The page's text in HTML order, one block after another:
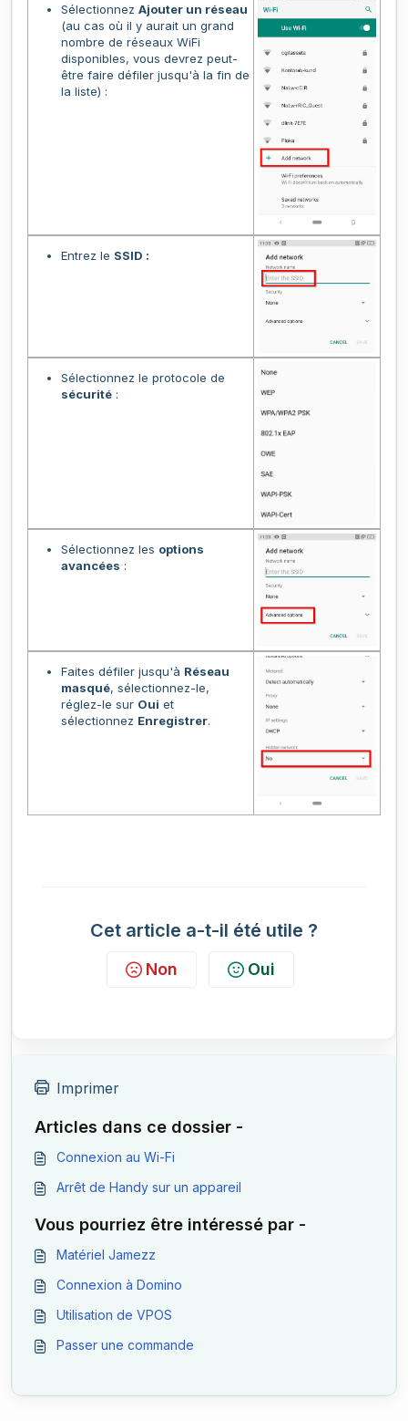
Sélectionnez Ajouter un réseau
(au cas où il y aurait un grand
nombre de réseaux WiFi
disponibles, vous devrez peut-
être faire défiler jusqu'à la fin de
la liste) :
Entrez le SSID :
Sélectionnez le protocole de
sécurité :
Sélectionnez les options
avancées :
Faites défiler jusqu'à Réseau
masqué, sélectionnez-le,
réglez-le sur Oui et
sélectionnez Enregistrer.
Cet article a-t-il été utile ?
Non Oui
Imprimer
Articles dans ce dossier -
Connexion au Wi-Fi
Arrêt de Handy sur un appareil
Vous pourriez être intéressé par -
Matériel Jamezz
Connexion à Domino
Utilisation de VPOS
Passer une commande